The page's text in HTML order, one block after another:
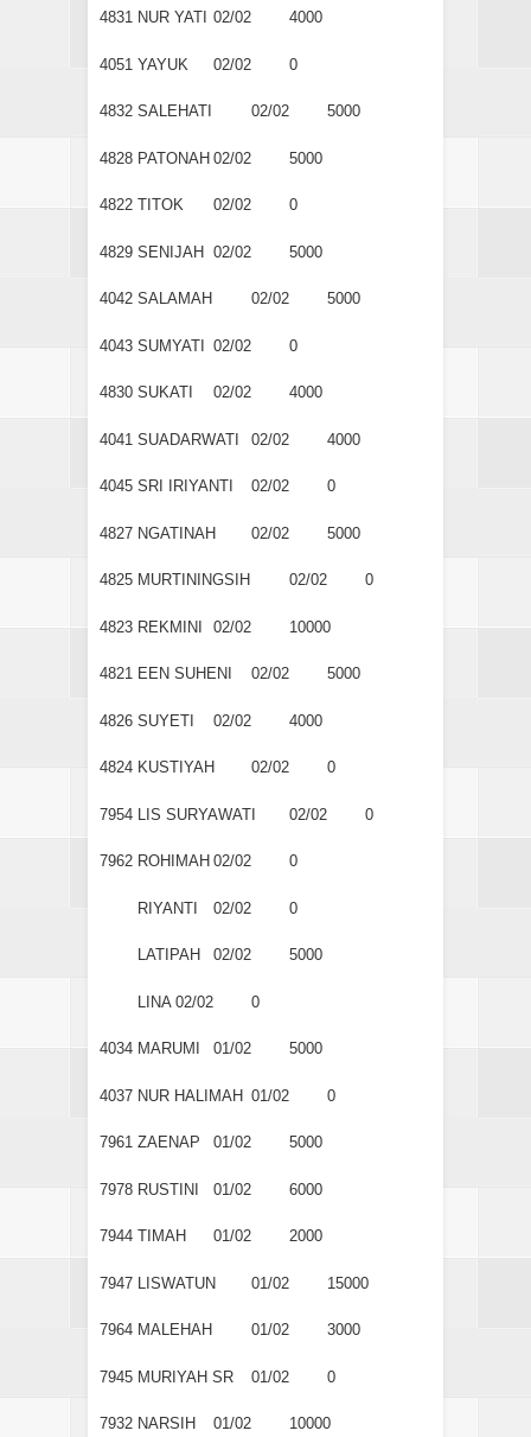
4831 NUR YATI 02/02 4000
4051 YAYUK 02/02 0
4832 SALEHATI 02/02 5000
4828 PATONAH 02/02 5000
4822 TITOK 02/02 0
4829 SENIJAH 02/02 5000
4042 SALAMAH 02/02 5000
4043 SUMYATI 02/02 0
4830 SUKATI 02/02 4000
4041 SUADARWATI 02/02 4000
4045 SRI IRIYANTI 02/02 0
4827 NGATINAH 02/02 5000
4825 MURTININGSIH 02/02 0
4823 REKMINI 02/02 10000
4821 EEN SUHENI 02/02 5000
4826 SUYETI 02/02 4000
4824 KUSTIYAH 02/02 0
7954 LIS SURYAWATI 02/02 0
7962 ROHIMAH 02/02 0
RIYANTI 02/02 0
LATIPAH 02/02 5000
LINA 02/02 0
4034 MARUMI 01/02 5000
4037 NUR HALIMAH 01/02 0
7961 ZAENAP 01/02 5000
7978 RUSTINI 01/02 6000
7944 TIMAH 01/02 2000
7947 LISWATUN 01/02 15000
7964 MALEHAH 01/02 3000
7945 MURIYAH SR 01/02 0
7932 NARSIH 01/02 10000